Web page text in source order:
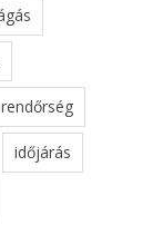
rendőrség
időjárás